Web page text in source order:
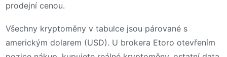
prodejní cenou.
Všechny kryptoměny v tabulce jsou párované s
americkým dolarem (USD). U brokera Etoro otevřením